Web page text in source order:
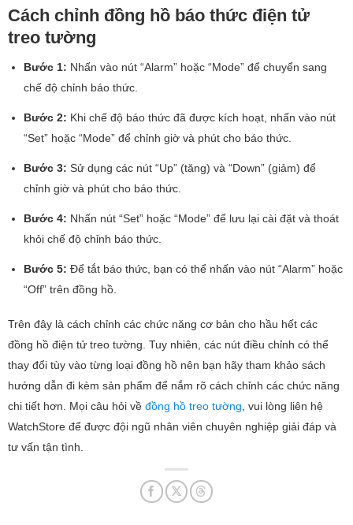
Cách chỉnh đồng hồ báo thức điện tử
treo tường
Bước 1: Nhấn vào nút “Alarm” hoặc “Mode” để chuyển sang
chế độ chỉnh báo thức.
Bước 2: Khi chế độ báo thức đã được kích hoạt, nhấn vào nút
“Set” hoặc “Mode” để chỉnh giờ và phút cho báo thức.
Bước 3: Sử dụng các nút “Up” (tăng) và “Down” (giảm) để
chỉnh giờ và phút cho báo thức.
Bước 4: Nhấn nút “Set” hoặc “Mode” để lưu lại cài đặt và thoát
khỏi chế độ chỉnh báo thức.
Bước 5: Để tắt báo thức, bạn có thể nhấn vào nút “Alarm” hoặc
“Off” trên đồng hồ.
Trên đây là cách chỉnh các chức năng cơ bản cho hầu hết các
đồng hồ điện tử treo tường. Tuy nhiên, các nút điều chỉnh có thể
thay đổi tùy vào từng loại đồng hồ nên bạn hãy tham khảo sách
hướng dẫn đi kèm sản phẩm để nắm rõ cách chỉnh các chức năng
chi tiết hơn. Mọi câu hỏi về đồng hồ treo tường , vui lòng liên hệ
WatchStore để được đội ngũ nhân viên chuyên nghiệp giải đáp và
tư vấn tận tình.